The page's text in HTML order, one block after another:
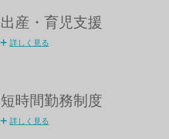
出産・育児支援
詳しく見る
短時間勤務制度
詳しく見る